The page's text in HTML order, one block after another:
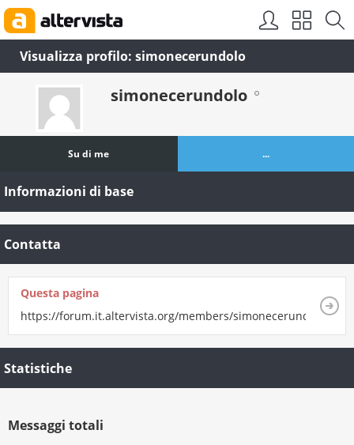
Visualizza profilo: simonecerundolo
simonecerundolo
Su di me ...
Informazioni di base
Contatta
Questa pagina
https://forum.it.altervista.org/members/simonecerundolo.html
Statistiche
Messaggi totali